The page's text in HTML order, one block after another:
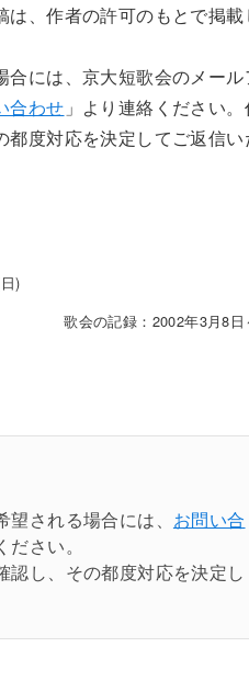
は、作者の許可のもとで掲載
合には、京大短歌会のメール
合わせ 」より連絡ください
都度対応を決定してご返信い
)
歌会の記録：2002年3月8
される場合には、 お問い合
さい。
認し、その都度対応を決定し